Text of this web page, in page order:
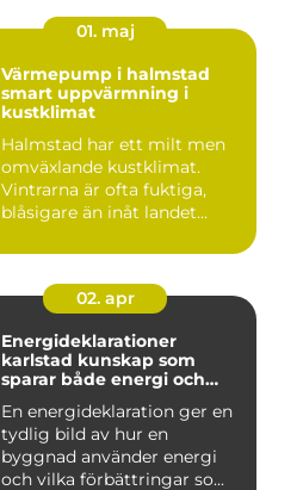
01. maj
Värmepump i halmstad
smart uppvärmning i
kustklimat
Halmstad har ett milt men
omväxlande kustklimat.
Vintrarna är ofta fuktiga,
blåsigare än inåt landet...
02. apr
Energideklarationer
karlstad kunskap som
sparar både energi och
En energideklaration ger en
tydlig bild av hur en
byggnad använder energi
och vilka förbättringar so...